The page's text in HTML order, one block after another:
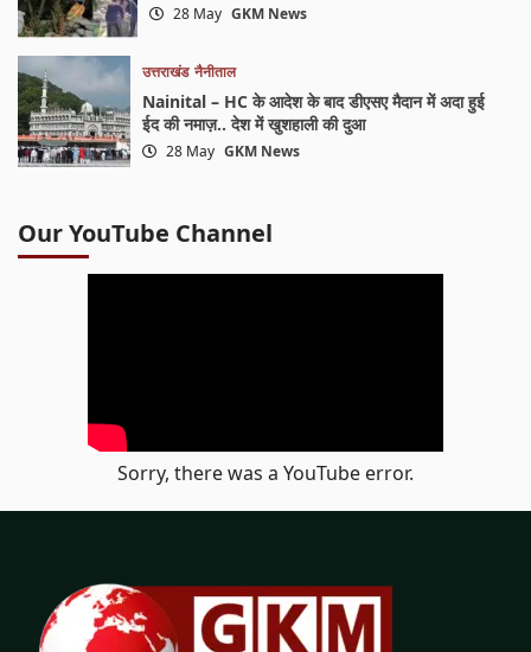
28 May GKM News
उत्तराखंड नैनीताल
Nainital – HC के आदेश के बाद डीएसए मैदान में अदा हुई
ईद की नमाज़.. देश में खुशहाली की दुआ
28 May GKM News
Our YouTube Channel
Sorry, there was a YouTube error.